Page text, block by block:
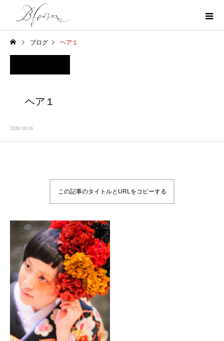
ブログ ヘア１
ヘア１
2020.10.16
この記事のタイトルとURLをコピーする